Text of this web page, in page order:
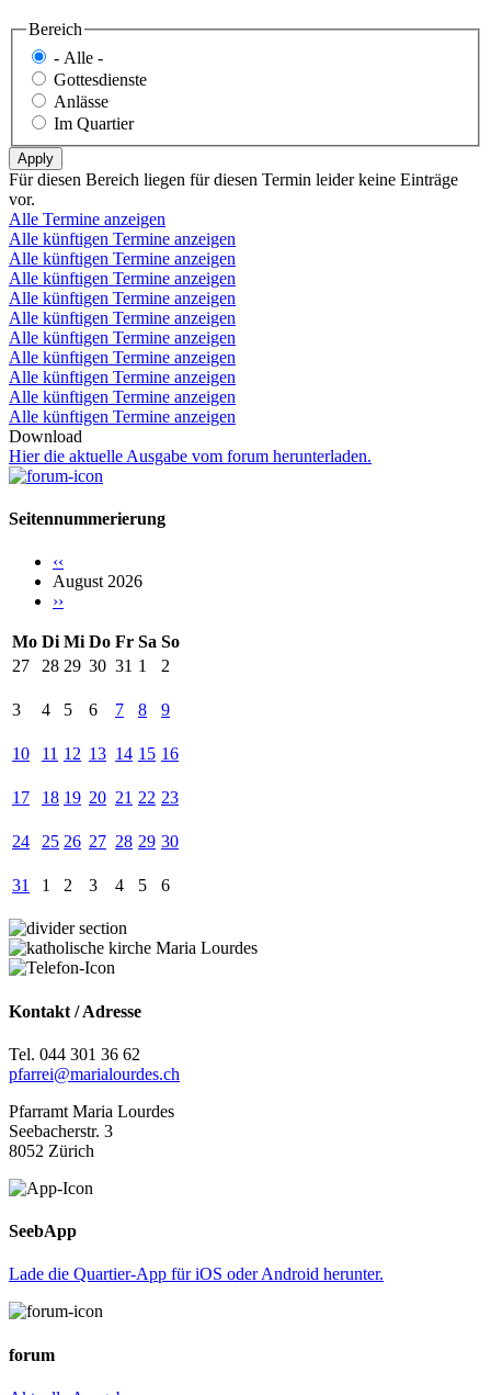
Bereich
- Alle -
Gottesdienste
Anlässe
Im Quartier
Für diesen Bereich liegen für diesen Termin leider keine Einträge
vor.
Alle Termine anzeigen
Alle künftigen Termine anzeigen
Alle künftigen Termine anzeigen
Alle künftigen Termine anzeigen
Alle künftigen Termine anzeigen
Alle künftigen Termine anzeigen
Alle künftigen Termine anzeigen
Alle künftigen Termine anzeigen
Alle künftigen Termine anzeigen
Alle künftigen Termine anzeigen
Alle künftigen Termine anzeigen
Download
Hier die aktuelle Ausgabe vom forum herunterladen.
Seitennummerierung
‹‹
August 2026
››
Mo Di Mi Do Fr Sa So
27
28 29 30 31 1 2
3 4 5 6 7 8 9
10 11 12 13 14 15 16
17 18 19 20 21 22 23
24 25 26 27 28 29 30
31 1 2 3 4 5 6
Kontakt / Adresse
Tel. 044 301 36 62
pfarrei@marialourdes.ch
Pfarramt Maria Lourdes
Seebacherstr. 3
8052 Zürich
SeebApp
Lade die Quartier-App für iOS oder Android herunter.
forum